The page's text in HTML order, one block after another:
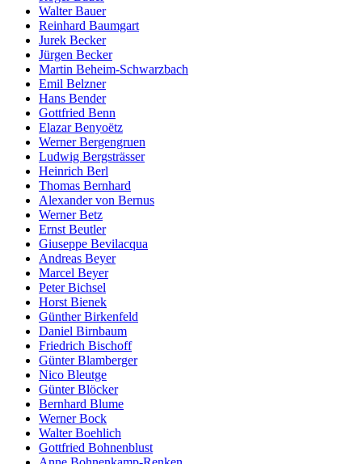
Walter Bauer
Reinhard Baumgart
Jurek Becker
Jürgen Becker
Martin Beheim-Schwarzbach
Emil Belzner
Hans Bender
Gottfried Benn
Elazar Benyoëtz
Werner Bergengruen
Ludwig Bergsträsser
Heinrich Berl
Thomas Bernhard
Alexander von Bernus
Werner Betz
Ernst Beutler
Giuseppe Bevilacqua
Andreas Beyer
Marcel Beyer
Peter Bichsel
Horst Bienek
Günther Birkenfeld
Daniel Birnbaum
Friedrich Bischoff
Günter Blamberger
Nico Bleutge
Günter Blöcker
Bernhard Blume
Werner Bock
Walter Boehlich
Gottfried Bohnenblust